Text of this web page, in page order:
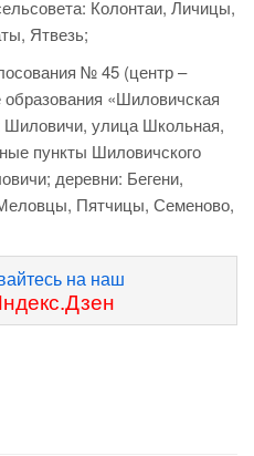
Колонтаи, Личицы,
Ятвезь;
№ 45 (центр –
образования «Шиловичская
Шиловичи, улица Школьная,
пункты Шиловичского
деревни: Бегени,
Пятчицы, Семеново,
на наш